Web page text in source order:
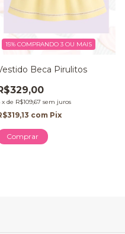
15% COMPRANDO 3 OU MAIS
Beca Pirulitos
x de R$109,67 sem juros
com Pix
Comprar